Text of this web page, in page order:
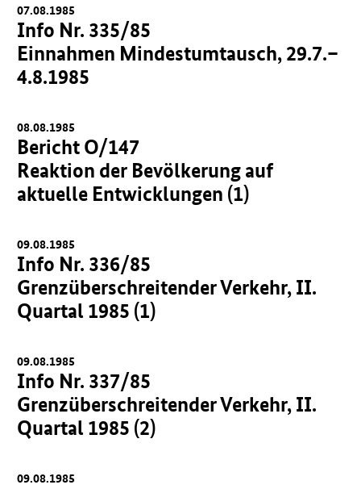
07.08.1985
Info Nr. 335/85
Einnahmen Mindestumtausch, 29.7.–
4.8.1985
08.08.1985
Bericht O/147
Reaktion der Bevölkerung auf
aktuelle Entwicklungen (1)
09.08.1985
Info Nr. 336/85
Grenzüberschreitender Verkehr, II.
Quartal 1985 (1)
09.08.1985
Info Nr. 337/85
Grenzüberschreitender Verkehr, II.
Quartal 1985 (2)
09.08.1985